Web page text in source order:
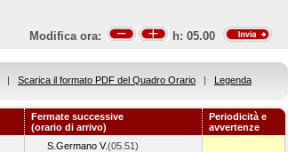
Modifica ora: h: 05.00
| Scarica il formato PDF del Quadro Orario | Legenda
Fermate successive
(orario di arrivo)
Periodicità e
avvertenze
S.Germano V.(05.51)